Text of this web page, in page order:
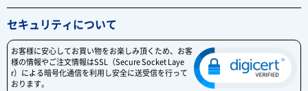
セキュリティについて
お客様に安心してお買い物をお楽しみ頂くため、お客
様の情報やご注文情報はSSL（Secure Socket Laye
r）による暗号化通信を利用し安全に送受信を行って
おります。